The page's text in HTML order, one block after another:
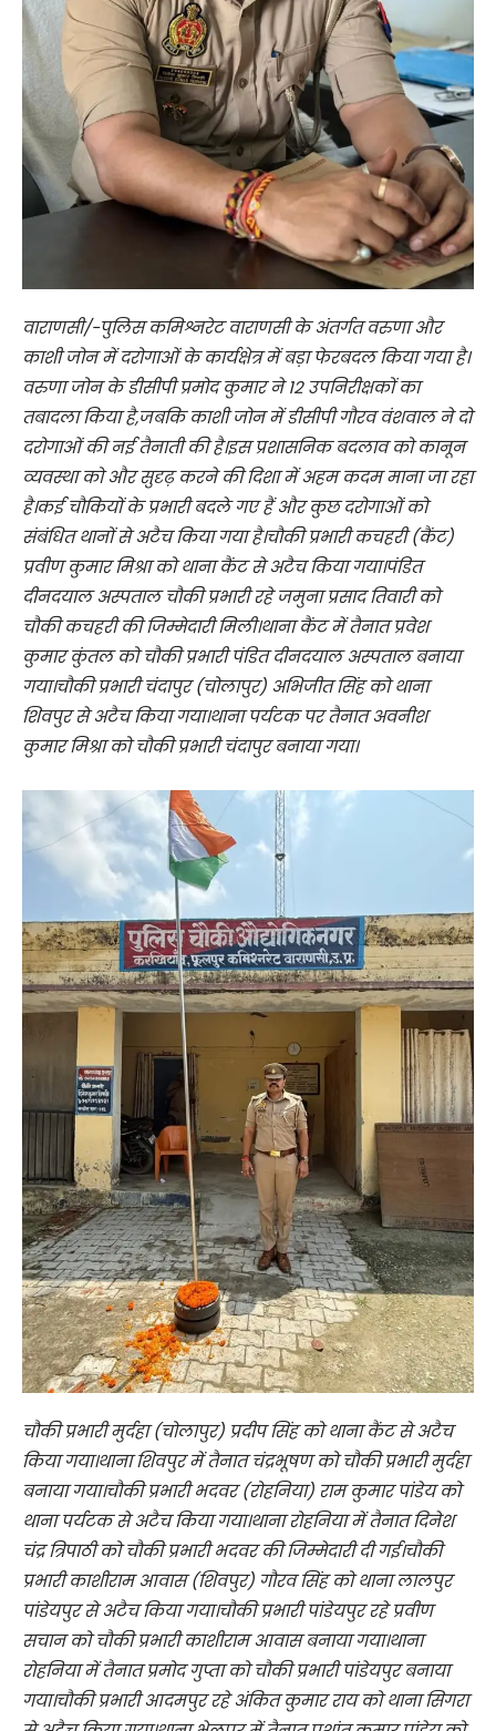
वाराणसी/-पुलिस कमिश्नरेट वाराणसी के अंतर्गत वरुणा और
काशी जोन में दरोगाओं के कार्यक्षेत्र में बड़ा फेरबदल किया गया है।
वरुणा जोन के डीसीपी प्रमोद कुमार ने 12 उपनिरीक्षकों का
तबादला किया है,जबकि काशी जोन में डीसीपी गौरव वंशवाल ने दो
दरोगाओं की नई तैनाती की है।इस प्रशासनिक बदलाव को कानून
व्यवस्था को और सुदृढ़ करने की दिशा में अहम कदम माना जा रहा
है।कई चौकियों के प्रभारी बदले गए हैं और कुछ दरोगाओं को
संबंधित थानों से अटैच किया गया है।चौकी प्रभारी कचहरी (कैंट)
प्रवीण कुमार मिश्रा को थाना कैंट से अटैच किया गया।पंडित
दीनदयाल अस्पताल चौकी प्रभारी रहे जमुना प्रसाद तिवारी को
चौकी कचहरी की जिम्मेदारी मिली।थाना कैंट में तैनात प्रवेश
कुमार कुंतल को चौकी प्रभारी पंडित दीनदयाल अस्पताल बनाया
गया।चौकी प्रभारी चंदापुर (चोलापुर) अभिजीत सिंह को थाना
शिवपुर से अटैच किया गया।थाना पर्यटक पर तैनात अवनीश
कुमार मिश्रा को चौकी प्रभारी चंदापुर बनाया गया।
चौकी प्रभारी मुर्दहा (चोलापुर) प्रदीप सिंह को थाना कैंट से अटैच
किया गया।थाना शिवपुर में तैनात चंद्रभूषण को चौकी प्रभारी मुर्दहा
बनाया गया।चौकी प्रभारी भदवर (रोहनिया) राम कुमार पांडेय को
थाना पर्यटक से अटैच किया गया।थाना रोहनिया में तैनात दिनेश
चंद्र त्रिपाठी को चौकी प्रभारी भदवर की जिम्मेदारी दी गई।चौकी
प्रभारी काशीराम आवास (शिवपुर) गौरव सिंह को थाना लालपुर
पांडेयपुर से अटैच किया गया।चौकी प्रभारी पांडेयपुर रहे प्रवीण
सचान को चौकी प्रभारी काशीराम आवास बनाया गया।थाना
रोहनिया में तैनात प्रमोद गुप्ता को चौकी प्रभारी पांडेयपुर बनाया
गया।चौकी प्रभारी आदमपुर रहे अंकित कुमार राय को थाना सिगरा